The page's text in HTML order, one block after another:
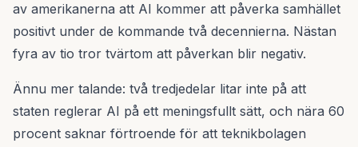
av amerikanerna att AI kommer att påverka samhället
positivt under de kommande två decennierna. Nästan
fyra av tio tror tvärtom att påverkan blir negativ.
Ännu mer talande: två tredjedelar litar inte på att
staten reglerar AI på ett meningsfullt sätt, och nära 60
procent saknar förtroende för att teknikbolagen